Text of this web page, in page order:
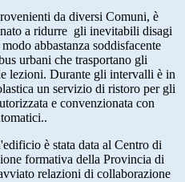
da diversi Comuni, è
a ridurre gli inevitabili disagi
abbastanza soddisfacente
urbani che trasportano gli
lezioni. Durante gli intervalli è in
un servizio di ristoro per gli
e convenzionata con
è stata data al Centro di
formativa della Provincia di
relazioni di collaborazione